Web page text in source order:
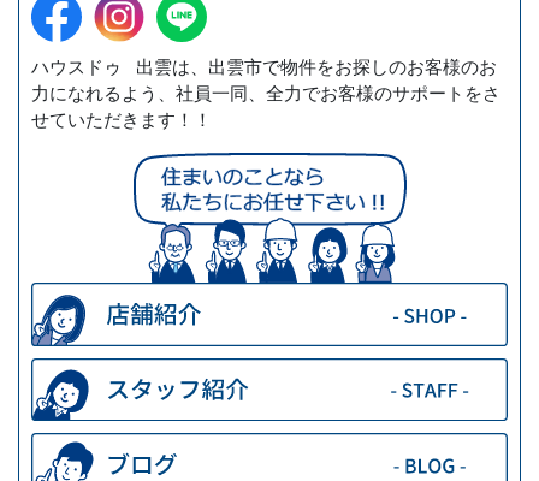
ハウスドゥ 出雲は、出雲市で物件をお探しのお客様のお
力になれるよう、社員一同、全力でお客様のサポートをさ
せていただきます！！